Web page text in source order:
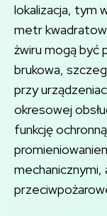
lokalizacja, tym
metr
żwiru mogą być
brukowa,
przy
okresowej
funkcję